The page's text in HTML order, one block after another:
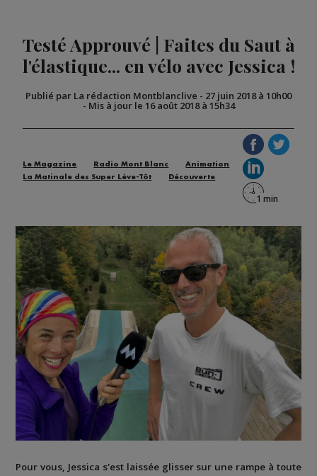
Testé Approuvé | Faites du Saut à
l'élastique... en vélo avec Jessica !
Publié par La rédaction Montblanclive - 27 juin 2018 à 10h00
- Mis à jour le 16 août 2018 à 15h34
Le Magazine Radio Mont Blanc
Animation
La Matinale des Super Lève-Tôt
Découverte
Pour vous, Jessica s'est laissée glisser sur une rampe à toute